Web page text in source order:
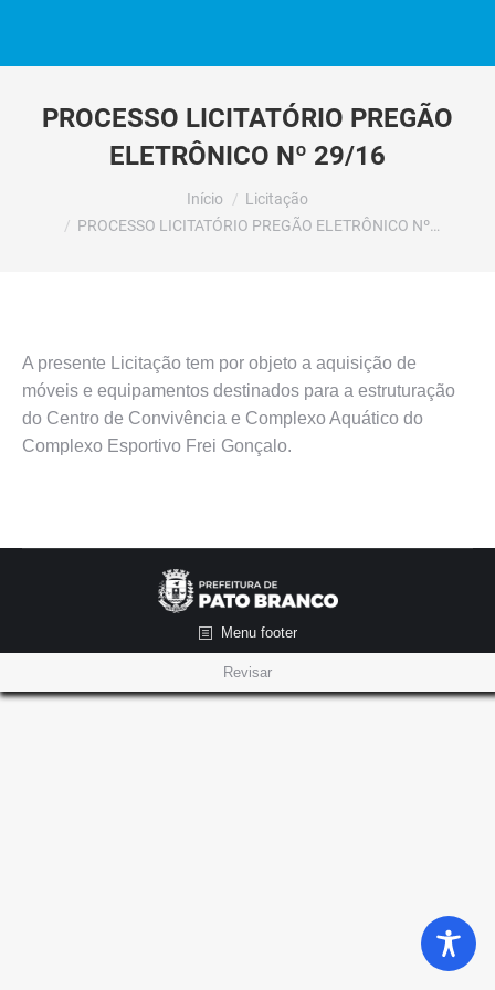
PROCESSO LICITATÓRIO PREGÃO
ELETRÔNICO Nº 29/16
Início
Licitação
PROCESSO LICITATÓRIO PREGÃO ELETRÔNICO Nº…
A presente Licitação tem por objeto a aquisição de
móveis e equipamentos destinados para a estruturação
do Centro de Convivência e Complexo Aquático do
Complexo Esportivo Frei Gonçalo.
Menu footer
Revisar